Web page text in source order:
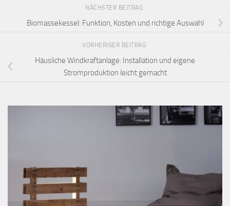
NÄCHSTER BEITRAG
Biomassekessel: Funktion, Kosten und richtige Auswahl
VORHERIGER BEITRAG
Häusliche Windkraftanlage: Installation und eigene
Stromproduktion leicht gemacht